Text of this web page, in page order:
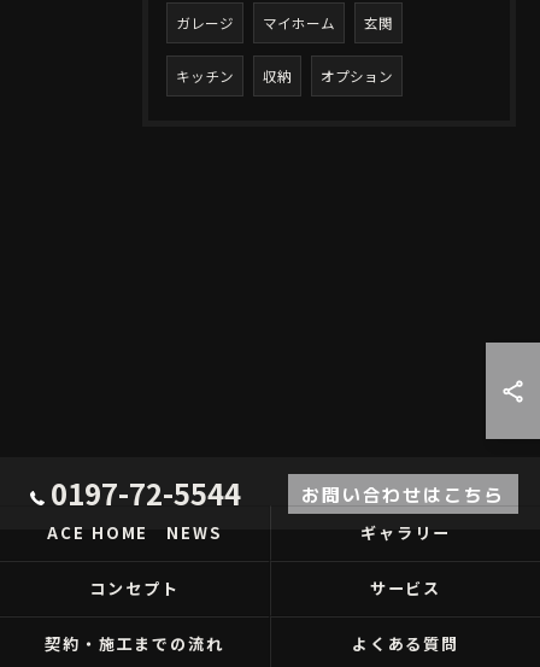
ガレージ マイホーム 玄関
キッチン 収納 オプション
0197-72-5544 お問い合わせはこちら
ACE HOME NEWS ギャラリー
コンセプト サービス
契約・施工までの流れ よくある質問